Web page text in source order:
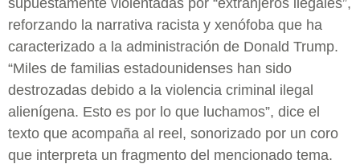
reforzando la narrativa racista y xenófoba que ha
caracterizado a la administración de Donald Trump.
“Miles de familias estadounidenses han sido
destrozadas debido a la violencia criminal ilegal
alienígena. Esto es por lo que luchamos”, dice el
texto que acompaña al reel, sonorizado por un coro
que interpreta un fragmento del mencionado tema.